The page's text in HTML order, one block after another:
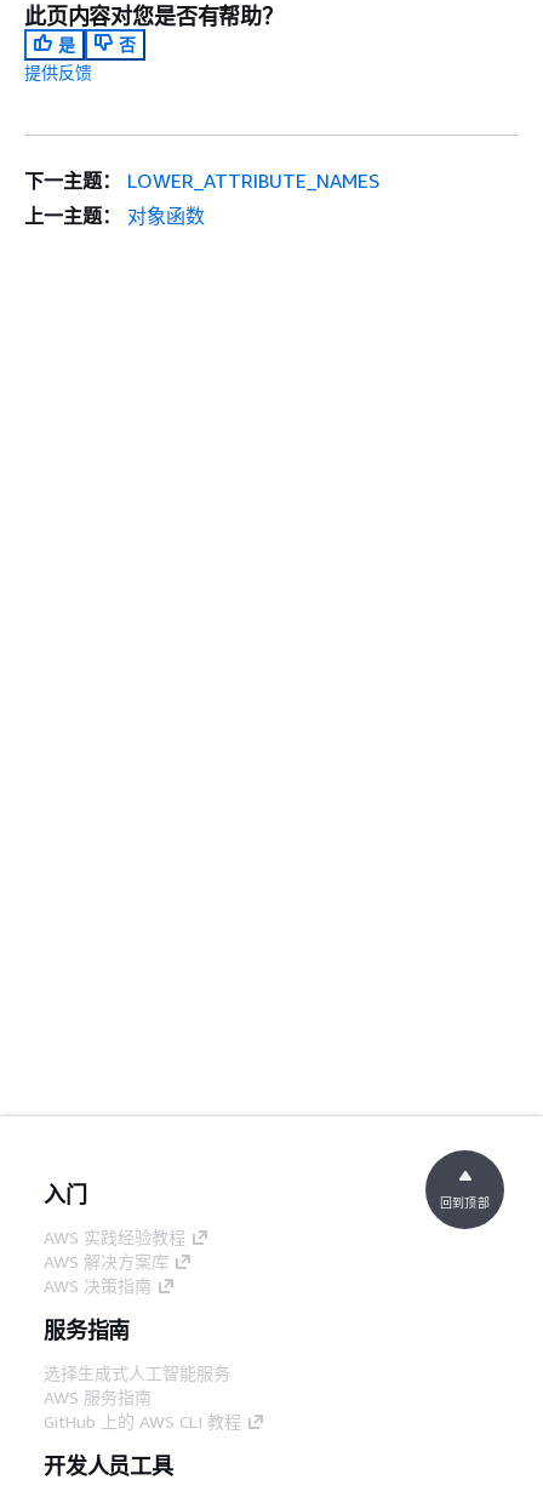
此页内容对您是否有帮助？
是
否
提供反馈
下一主题：
LOWER_ATTRIBUTE_NAMES
上一主题：
对象函数
入门
AWS 实践经验教程
AWS 解决方案库
AWS 决策指南
服务指南
选择生成式人工智能服务
AWS 服务指南
GitHub 上的 AWS CLI 教程
开发人员工具
回到顶部